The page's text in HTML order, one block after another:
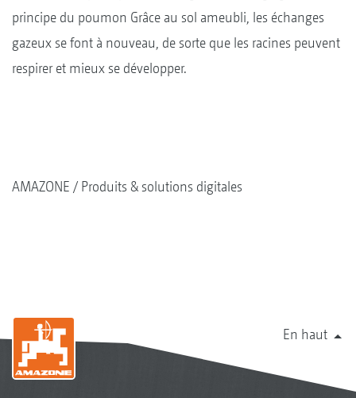
principe du poumon Grâce au sol ameubli, les échanges
gazeux se font à nouveau, de sorte que les racines peuvent
respirer et mieux se développer.
AMAZONE Produits & solutions digitales
En haut